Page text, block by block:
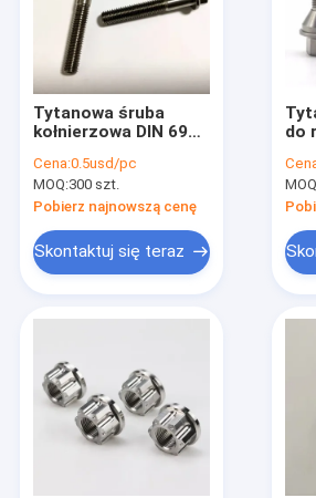
Tytanowa śruba
kołnierzowa DIN 6921
Cena:0.5usd/pc
MOQ:300 szt.
Pobierz najnowszą cenę
Skontaktuj się teraz
do